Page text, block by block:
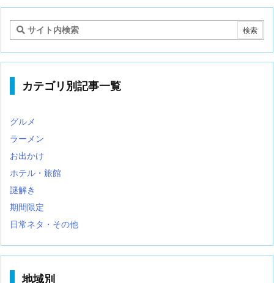
テ
リ
カテゴリ別記事一覧
グルメ
ラーメン
お出かけ
ホテル・旅館
謎解き
期間限定
日常ネタ・その他
地域別